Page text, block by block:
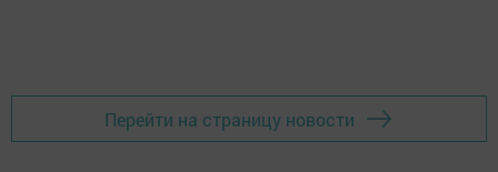
Перейти на страницу новости